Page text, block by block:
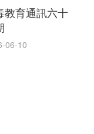
教育通訊六十
06-10